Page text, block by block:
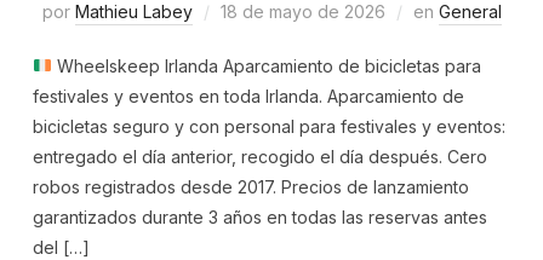
por Mathieu Labey 18 de mayo de 2026 en General
Wheelskeep Irlanda Aparcamiento de bicicletas para
festivales y eventos en toda Irlanda. Aparcamiento de
bicicletas seguro y con personal para festivales y eventos:
entregado el día anterior, recogido el día después. Cero
robos registrados desde 2017. Precios de lanzamiento
garantizados durante 3 años en todas las reservas antes
del […]